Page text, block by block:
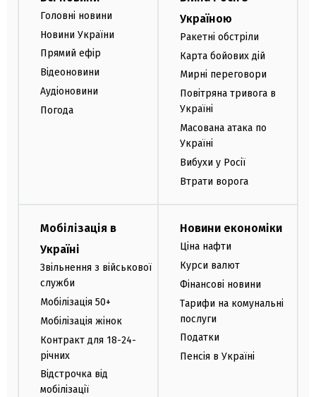
Головні новини
Новини України
Прямий ефір
Відеоновини
Аудіоновини
Погода
Україною
Ракетні обстріли
Карта бойових дій
Мирні переговори
Повітряна тривога в
Україні
Масована атака по
Україні
Вибухи у Росії
Втрати ворога
Мобілізація в
Україні
Звільнення з військової
служби
Мобілізація 50+
Мобілізація жінок
Контракт для 18-24-
річних
Відстрочка від
мобілізації
Новини економіки
Ціна нафти
Курси валют
Фінансові новини
Тарифи на комунальні
послуги
Податки
Пенсія в Україні